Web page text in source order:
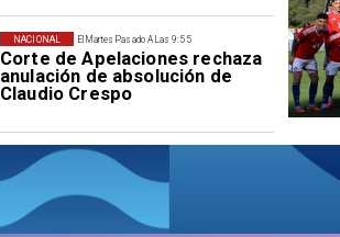
El Martes Pasado A Las 9:55
Corte de Apelaciones rechaza
anulación de absolución de
Claudio Crespo
NACIONAL